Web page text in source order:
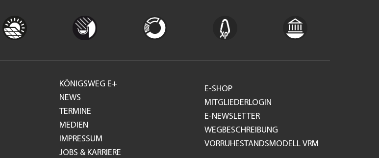
Footer
GH
KÖNIGSWEG E+
NEWS
TERMINE
MEDIEN
IMPRESSUM
JOBS & KARRIERE
E-SHOP
MITGLIEDERLOGIN
E-NEWSLETTER
WEGBESCHREIBUNG
VORRUHESTANDSMODELL VRM